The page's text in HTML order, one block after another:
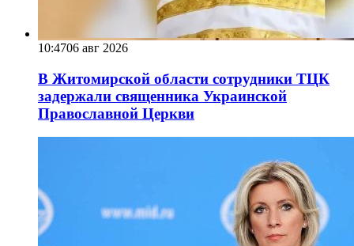
10:4706 авг 2026
В Житомирской области сотрудники ТЦК
задержали священника Украинской
Православной Церкви